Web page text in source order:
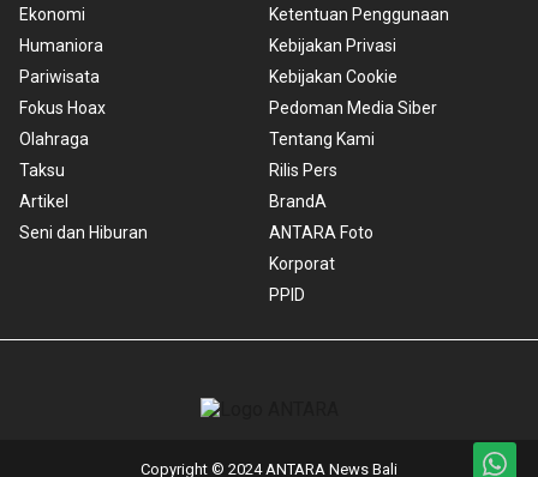
Ekonomi
Humaniora
Pariwisata
Fokus Hoax
Olahraga
Taksu
Artikel
Seni dan Hiburan
Ketentuan Penggunaan
Kebijakan Privasi
Kebijakan Cookie
Pedoman Media Siber
Tentang Kami
Rilis Pers
BrandA
ANTARA Foto
Korporat
PPID
Copyright © 2024 ANTARA News Bali